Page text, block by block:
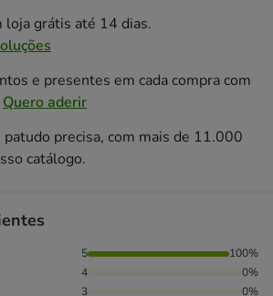
loja grátis até 14 dias.
e presentes em cada compra com
Quero aderir
patudo precisa, com mais de 11.000
catálogo.
avaliaram com 5 estrelas,
5
100%
4
0%
3
0%